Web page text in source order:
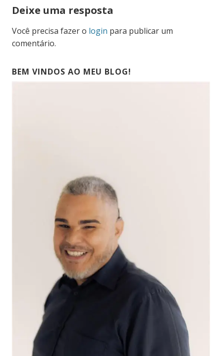
Deixe uma resposta
Você precisa fazer o login para publicar um
comentário.
BEM VINDOS AO MEU BLOG!